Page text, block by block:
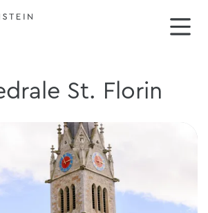
St. Florin